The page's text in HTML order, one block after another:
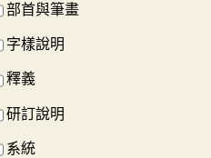
部首與筆畫
字樣說明
釋義
研訂說明
系統